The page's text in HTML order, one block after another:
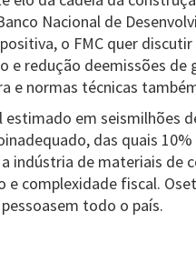
Nacional de
o FMC quer
e redução deemissões
e normas técnicas
em seismilhões
das quais
a indústria de materiais
complexidade fiscal.
todo o país.